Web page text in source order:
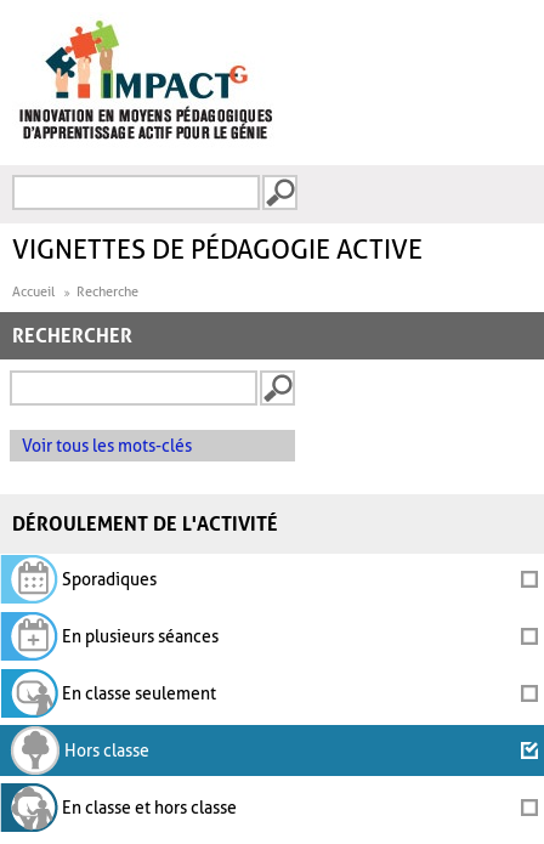
FORMULAIRE DE
VIGNETTES DE PÉDAGOGIE ACTIVE
Accueil Recherche
RECHERCHER
Voir tous les mots-clés
DÉROULEMENT DE L'ACTIVITÉ
Sporadiques
En plusieurs séances
En classe seulement
Hors classe
En classe et hors classe